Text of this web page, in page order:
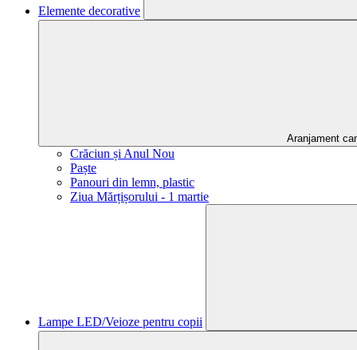
Elemente decorative
Aranjament
Crăciun și Anul Nou
Paște
Panouri din lemn, plastic
Ziua Mărțișorului - 1 martie
Lampe LED/Veioze pentru copii